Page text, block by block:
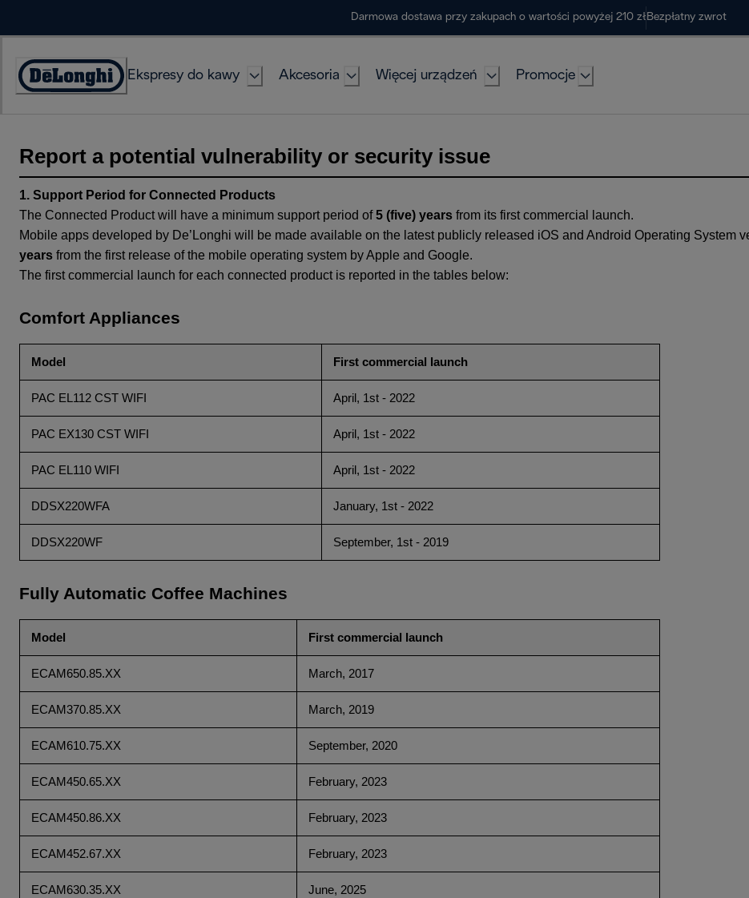
Darmowa dostawa przy zakupach o wartości powyżej 210 zł Bezpłatny zwrot
Deklaracja
Ekspresy do kawy Akcesoria Więcej urządzeń Promocje
Report a potential vulnerability or security issue
1. Support Period for Connected Products
The Connected Product will have a minimum support period of5 (five) years from its first commercial launch.
Mobile apps developed by De’Longhi will be made available on the latest publicly released iOS and Android Operating System
years from the first release of the mobile operating system by Apple and Google.
The first commercial launch for each connected product is reported in the tables below:
Comfort Appliances
Model First commercial launch
PAC EL112 CST WIFI April, 1st - 2022
PAC EX130 CST WIFI April, 1st - 2022
PAC EL110 WIFI April, 1st - 2022
DDSX220WFA January, 1st - 2022
DDSX220WF September, 1st - 2019
Fully Automatic Coffee Machines
Model First commercial launch
ECAM650.85.XX March, 2017
ECAM370.85.XX March, 2019
ECAM610.75.XX September, 2020
ECAM450.65.XX February, 2023
ECAM450.86.XX February, 2023
ECAM452.67.XX February, 2023
ECAM630.35.XX June, 2025